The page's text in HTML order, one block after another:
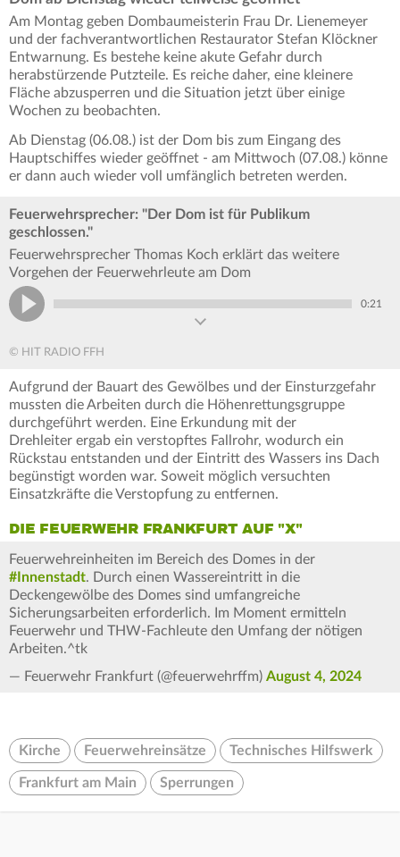
Am Montag geben Dombaumeisterin Frau Dr. Lienemeyer
und der fachverantwortlichen Restaurator Stefan Klöckner
Entwarnung. Es bestehe keine akute Gefahr durch
herabstürzende Putzteile. Es reiche daher, eine kleinere
Fläche abzusperren und die Situation jetzt über einige
Wochen zu beobachten.
Ab Dienstag (06.08.) ist der Dom bis zum Eingang des
Hauptschiffes wieder geöffnet - am Mittwoch (07.08.) könne
er dann auch wieder voll umfänglich betreten werden.
Feuerwehrsprecher: "Der Dom ist für Publikum
geschlossen."
Feuerwehrsprecher Thomas Koch erklärt das weitere
Vorgehen der Feuerwehrleute am Dom
0:21
© HIT RADIO FFH
Aufgrund der Bauart des Gewölbes und der Einsturzgefahr
mussten die Arbeiten durch die Höhenrettungsgruppe
durchgeführt werden. Eine Erkundung mit der
Drehleiter ergab ein verstopftes Fallrohr, wodurch ein
Rückstau entstanden und der Eintritt des Wassers ins Dach
begünstigt worden war. Soweit möglich versuchten
Einsatzkräfte die Verstopfung zu entfernen.
DIE FEUERWEHR FRANKFURT AUF "X"
Feuerwehreinheiten im Bereich des Domes in der
#Innenstadt. Durch einen Wassereintritt in die
Deckengewölbe des Domes sind umfangreiche
Sicherungsarbeiten erforderlich. Im Moment ermitteln
Feuerwehr und THW-Fachleute den Umfang der nötigen
Arbeiten.^tk
— Feuerwehr Frankfurt (@feuerwehrffm) August 4, 2024
Kirche Feuerwehreinsätze Technisches Hilfswerk
Frankfurt am Main Sperrungen